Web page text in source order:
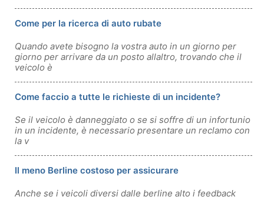
Come per la ricerca di auto rubate
Quando avete bisogno la vostra auto in un giorno per
giorno per arrivare da un posto allaltro, trovando che il
veicolo è
Come faccio a tutte le richieste di un incidente?
Se il veicolo è danneggiato o se si soffre di un infortunio
in un incidente, è necessario presentare un reclamo con
la v
Il meno Berline costoso per assicurare
Anche se i veicoli diversi dalle berline alto i feedback